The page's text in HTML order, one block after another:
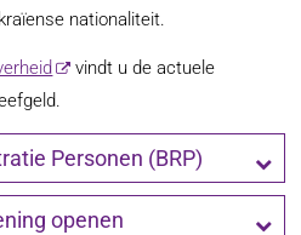
nationaliteit.
vindt u de actuele
Personen (BRP)
openen